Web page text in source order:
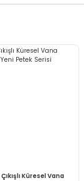
Küresel Vana